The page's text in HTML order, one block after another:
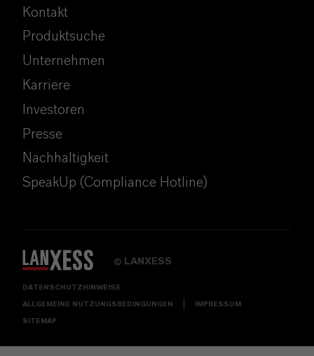
Kontakt
Produktsuche
Unternehmen
Karriere
Investoren
Presse
Nachhaltigkeit
SpeakUp (Compliance Hotline)
© LANXESS
DATENSCHUTZHINWEISE
ALLGEMEINE NUTZUNGSBEDINGUNGEN IMPRESSUM
SITEMAP